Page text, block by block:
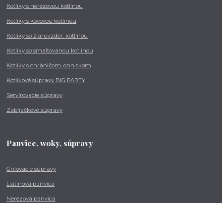
Kotlíky s nerezovou kotlinou
Kotlíky s kovovou kotlinou
Kotlíky so žiaruvzdor. kotlinou
Kotlíky so smaltovanou kotlinou
Kotlíky s chráničom, ohniskom
Kotlíkové súpravy BIG PARTY
Servírovacie súpravy
Zabíjačkové súpravy
Panvice, woky, súpravy
Grilovacie súpravy
Liatinová panvica
Nerezová panvica